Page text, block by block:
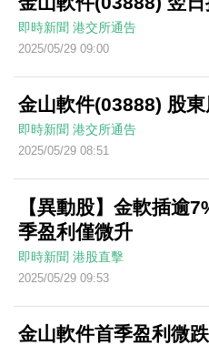
即時新聞 港交所通告
2025/05/29 09:00
金山軟件(03888) 股
即時新聞 港交所通告
2025/05/29 08:51
【異動股】金軟插逾
季盈利僅微升
即時新聞 港股直擊
2025/05/29 09:53
金山軟件首季盈利微